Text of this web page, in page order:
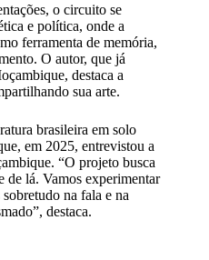
o circuito se
e política, onde a
ferramenta de memória,
O autor, que já
destaca a
sua arte.
brasileira em solo
em 2025, entrevistou a
“O projeto busca
de lá. Vamos experimentar
na fala e na
destaca.